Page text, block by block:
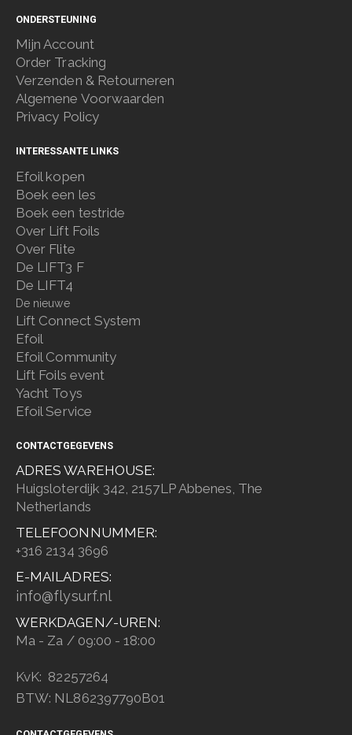
ONDERSTEUNING
Mijn Account
Order Tracking
Verzenden & Retourneren
Algemene Voorwaarden
Privacy Policy
INTERESSANTE LINKS
Efoil kopen
Boek een les
Boek een testride
Over Lift Foils
Over Flite
De LIFT3 F
De LIFT4
De nieuwe
Lift Connect System
Efoil
Efoil Community
Lift Foils event
Yacht Toys
Efoil Service
CONTACTGEGEVENS
ADRES WAREHOUSE:
Huigsloterdijk 342, 2157LP Abbenes, The
Netherlands
TELEFOONNUMMER:
+316 2134 3696
E-MAILADRES:
info@flysurf.nl
WERKDAGEN/-UREN:
Ma - Za / 09:00 - 18:00
KvK: 82257264
BTW: NL862397790B01